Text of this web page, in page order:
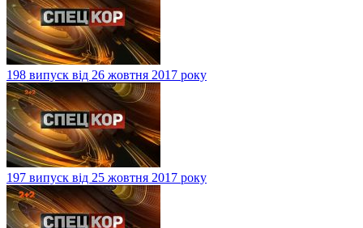
198 випуск від 26 жовтня 2017 року
197 випуск від 25 жовтня 2017 року